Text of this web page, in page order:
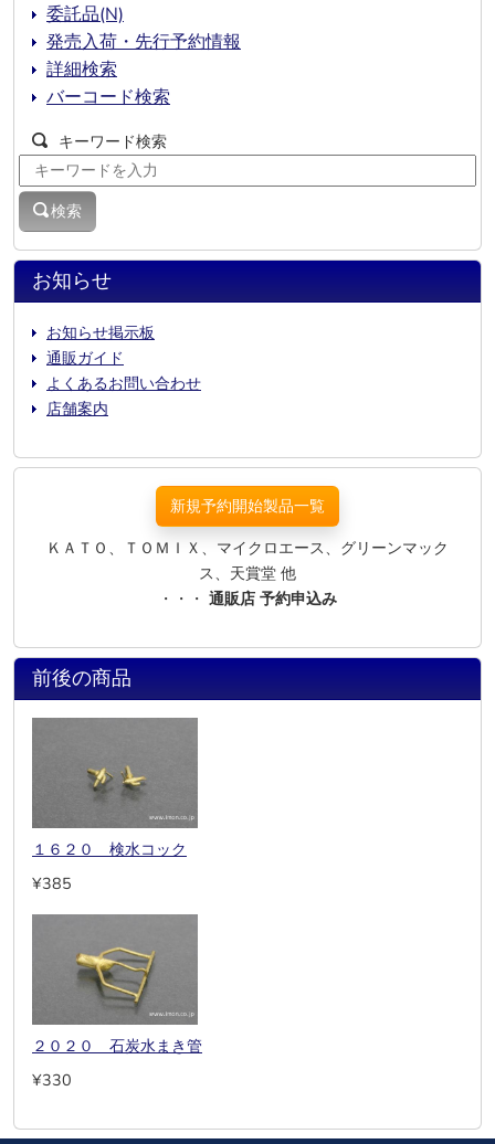
お知らせ
お知らせ掲示板
通販ガイド
よくあるお問い合わせ
店舗案内
委託品(N)
発売入荷・先行予約情報
詳細検索
バーコード検索
キーワード検索
検索
新規予約開始製品一覧
ＫＡＴＯ、ＴＯＭＩＸ、マイクロエース、グリーンマック
ス、天賞堂 他
・・・ 通販店 予約申込み
前後の商品
１６２０ 検水コック
¥385
２０２０ 石炭水まき管
¥330